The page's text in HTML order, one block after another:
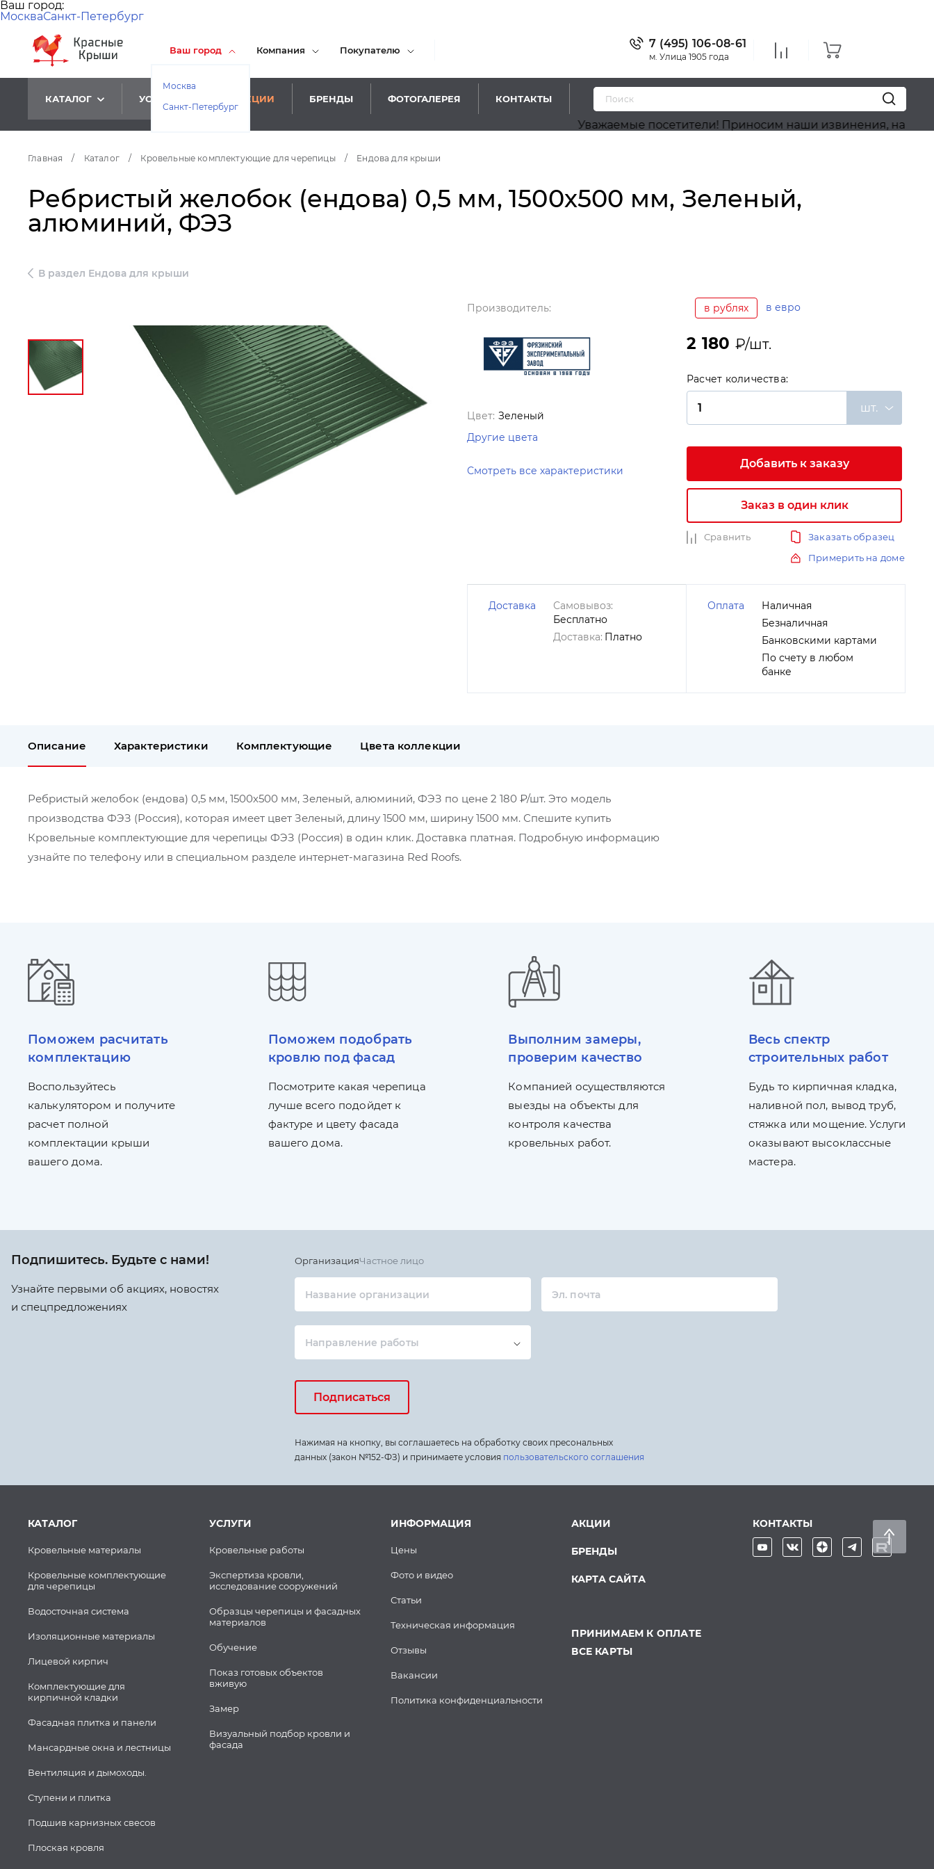
Ваш город:
МоскваСанкт-Петербург
Ваш город
Москва
Санкт-Петербург
Компания Покупателю
7 (495) 106-08-61
м. Улица 1905 года
КАТАЛОГ УСЛУГИ АКЦИИ БРЕНДЫ ФОТОГАЛЕРЕЯ КОНТАКТЫ
Уважаемые посетители! Приносим наши извинения, на сайте идёт
Главная / Каталог / Кровельные комплектующие для черепицы / Ендова для крыши
Ребристый желобок (ендова) 0,5 мм, 1500х500 мм, Зеленый,
алюминий, ФЭЗ
В раздел Ендова для крыши
Производитель:
Цвет: Зеленый
Другие цвета
Смотреть все характеристики
в рублях в евро
2 180 ₽/шт.
Расчет количества:
шт.
Добавить к заказу
Заказ в один клик
Сравнить
Заказать образец
Примерить на доме
Доставка
Самовывоз:
Бесплатно
Доставка: Платно
Оплата
Наличная
Безналичная
Банковскими картами
По счету в любом
банке
Описание Характеристики Комплектующие Цвета коллекции
Ребристый желобок (ендова) 0,5 мм, 1500х500 мм, Зеленый, алюминий, ФЭЗ по цене 2 180 ₽/шт. Это модель
производства ФЭЗ (Россия), которая имеет цвет Зеленый, длину 1500 мм, ширину 1500 мм. Спешите купить
Кровельные комплектующие для черепицы ФЭЗ (Россия) в один клик. Доставка платная. Подробную информацию
узнайте по телефону или в специальном разделе интернет-магазина Red Roofs.
Поможем расчитать
комплектацию
Воспользуйтесь
калькулятором и получите
расчет полной
комплектации крыши
вашего дома.
Поможем подобрать
кровлю под фасад
Посмотрите какая черепица
лучше всего подойдет к
фактуре и цвету фасада
вашего дома.
Выполним замеры,
проверим качество
Компанией осуществляются
выезды на объекты для
контроля качества
кровельных работ.
Весь спектр
строительных работ
Будь то кирпичная кладка,
наливной пол, вывод труб,
стяжка или мощение. Услуги
оказывают высоклассные
мастера.
Подпишитесь. Будьте с нами!
Узнайте первыми об акциях, новостях
и спецпредложениях
ОрганизацияЧастное лицо
Название организации Эл. почта
Направление работы
Подписаться
Нажимая на кнопку, вы соглашаетесь на обработку своих пресональных
данных (закон №152-ФЗ) и принимаете условия пользовательского соглашения
КАТАЛОГ
Кровельные материалы
Кровельные комплектующие
для черепицы
Водосточная система
Изоляционные материалы
Лицевой кирпич
Комплектующие для
кирпичной кладки
Фасадная плитка и панели
Мансардные окна и лестницы
Вентиляция и дымоходы.
Ступени и плитка
Подшив карнизных свесов
Плоская кровля
УСЛУГИ
Кровельные работы
Экспертиза кровли,
исследование сооружений
Образцы черепицы и фасадных
материалов
Обучение
Показ готовых объектов
вживую
Замер
Визуальный подбор кровли и
фасада
ИНФОРМАЦИЯ
Цены
Фото и видео
Статьи
Техническая информация
Отзывы
Вакансии
Политика конфиденциальности
АКЦИИ
БРЕНДЫ
КАРТА САЙТА
ПРИНИМАЕМ К ОПЛАТЕ
ВСЕ КАРТЫ
КОНТАКТЫ